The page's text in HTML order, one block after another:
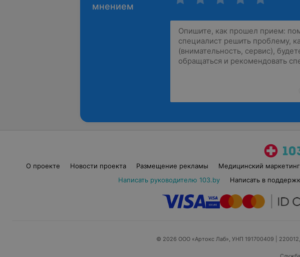
мнением
О проекте Новости проекта Размещение рекламы Медицинский маркетинг
Написать руководителю 103.by
Написать в
© 2026 ООО «Артокс Лаб», УНП 191700409 |